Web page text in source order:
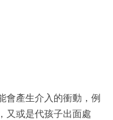
會產生介入的衝動，例
又或是代孩子出面處